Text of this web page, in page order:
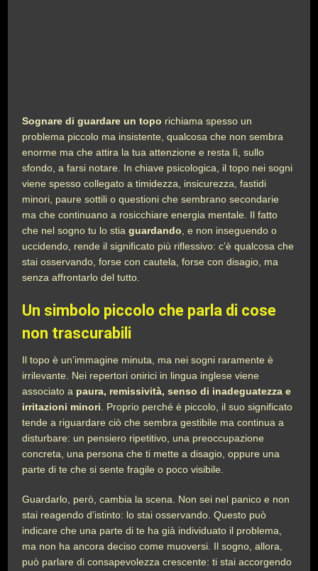
Sognare di guardare un topo richiama spesso un
problema piccolo ma insistente, qualcosa che non sembra
enorme ma che attira la tua attenzione e resta lì, sullo
sfondo, a farsi notare. In chiave psicologica, il topo nei sogni
viene spesso collegato a timidezza, insicurezza, fastidi
minori, paure sottili o questioni che sembrano secondarie
ma che continuano a rosicchiare energia mentale. Il fatto
che nel sogno tu lo stiaguardando , e non inseguendo o
uccidendo, rende il significato più riflessivo: c’è qualcosa che
stai osservando, forse con cautela, forse con disagio, ma
senza affrontarlo del tutto.
Un simbolo piccolo che parla di cose
non trascurabili
Il topo è un’immagine minuta, ma nei sogni raramente è
irrilevante. Nei repertori onirici in lingua inglese viene
associato a paura, remissività, senso di inadeguatezza e
irritazioni minori . Proprio perché è piccolo, il suo significato
tende a riguardare ciò che sembra gestibile ma continua a
disturbare: un pensiero ripetitivo, una preoccupazione
concreta, una persona che ti mette a disagio, oppure una
parte di te che si sente fragile o poco visibile.
Guardarlo, però, cambia la scena. Non sei nel panico e non
stai reagendo d’istinto: lo stai osservando. Questo può
indicare che una parte di te ha già individuato il problema,
ma non ha ancora deciso come muoversi. Il sogno, allora,
può parlare di consapevolezza crescente: ti stai accorgendo